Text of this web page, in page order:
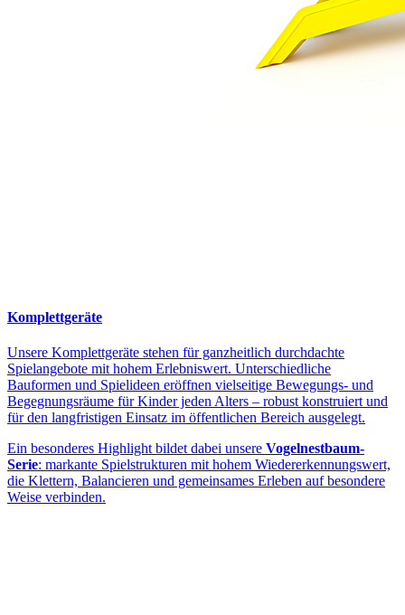
Komplettgeräte
Unsere Komplettgeräte stehen für ganzheitlich durchdachte
Spielangebote mit hohem Erlebniswert. Unterschiedliche
Bauformen und Spielideen eröffnen vielseitige Bewegungs- und
Begegnungsräume für Kinder jeden Alters – robust konstruiert und
für den langfristigen Einsatz im öffentlichen Bereich ausgelegt.
Ein besonderes Highlight bildet dabei unsere Vogelnestbaum-
Serie: markante Spielstrukturen mit hohem Wiedererkennungswert,
die Klettern, Balancieren und gemeinsames Erleben auf besondere
Weise verbinden.